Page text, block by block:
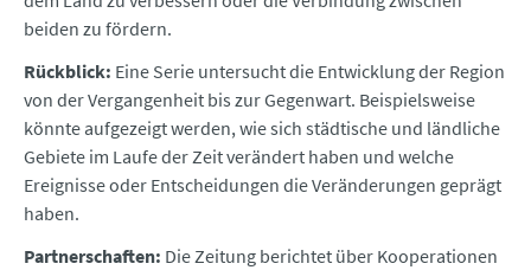
beiden zu fördern.
Rückblick: Eine Serie untersucht die Entwicklung der Region
von der Vergangenheit bis zur Gegenwart. Beispielsweise
könnte aufgezeigt werden, wie sich städtische und ländliche
Gebiete im Laufe der Zeit verändert haben und welche
Ereignisse oder Entscheidungen die Veränderungen geprägt
haben.
Partnerschaften: Die Zeitung berichtet über Kooperationen